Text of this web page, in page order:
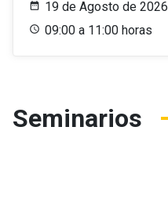
19 de Agosto de 2026
09:00 a 11:00 horas
Seminarios